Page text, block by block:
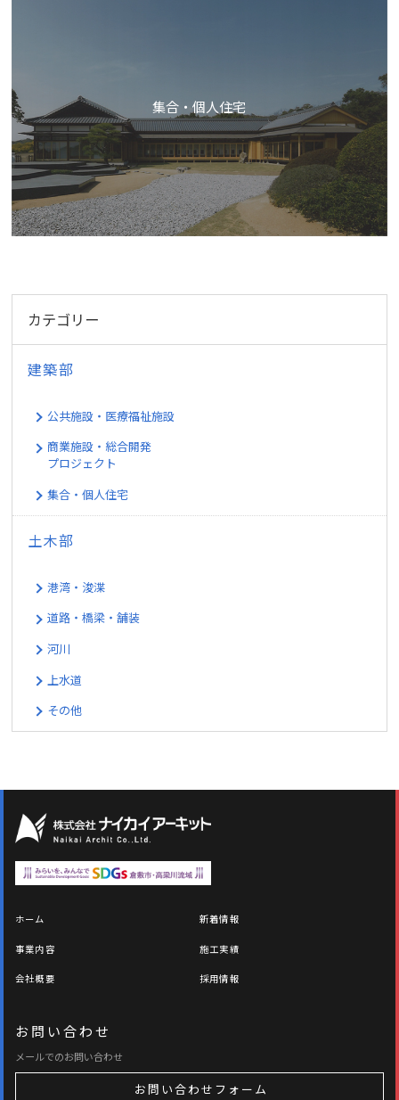
集合・個人住宅
カテゴリー
建築部
公共施設・医療福祉施設
商業施設・総合開発
プロジェクト
集合・個人住宅
土木部
港湾・浚渫
道路・橋梁・舗装
河川
上水道
その他
ホーム 新着情報
事業内容 施工実績
会社概要 採用情報
お問い合わせ
メールでのお問い合わせ
お問い合わせフォーム